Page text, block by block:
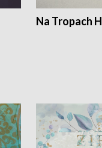
Na Tropach